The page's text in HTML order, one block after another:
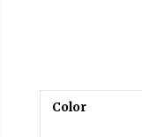
Color